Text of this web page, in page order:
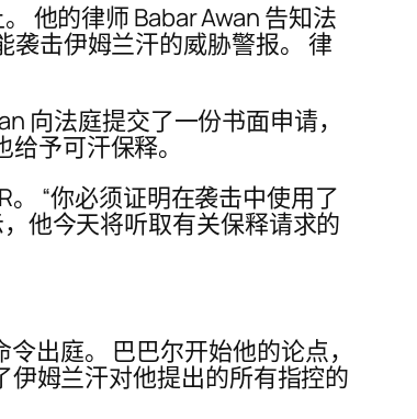
他的律师 Babar Awan 告知法
袭击伊姆兰汗的威胁警报。 律
向法庭提交了一份书面申请，
予可汗保释。
。 “你必须证明在袭击中使用了
他今天将听取有关保释请求的
出庭。 巴巴尔开始他的论点，
伊姆兰汗对他提出的所有指控的